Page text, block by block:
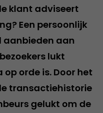
klant adviseert
Een persoonlijk
aanbieden aan
lukt
orde is. Door het
transactiehistorie
gelukt om de